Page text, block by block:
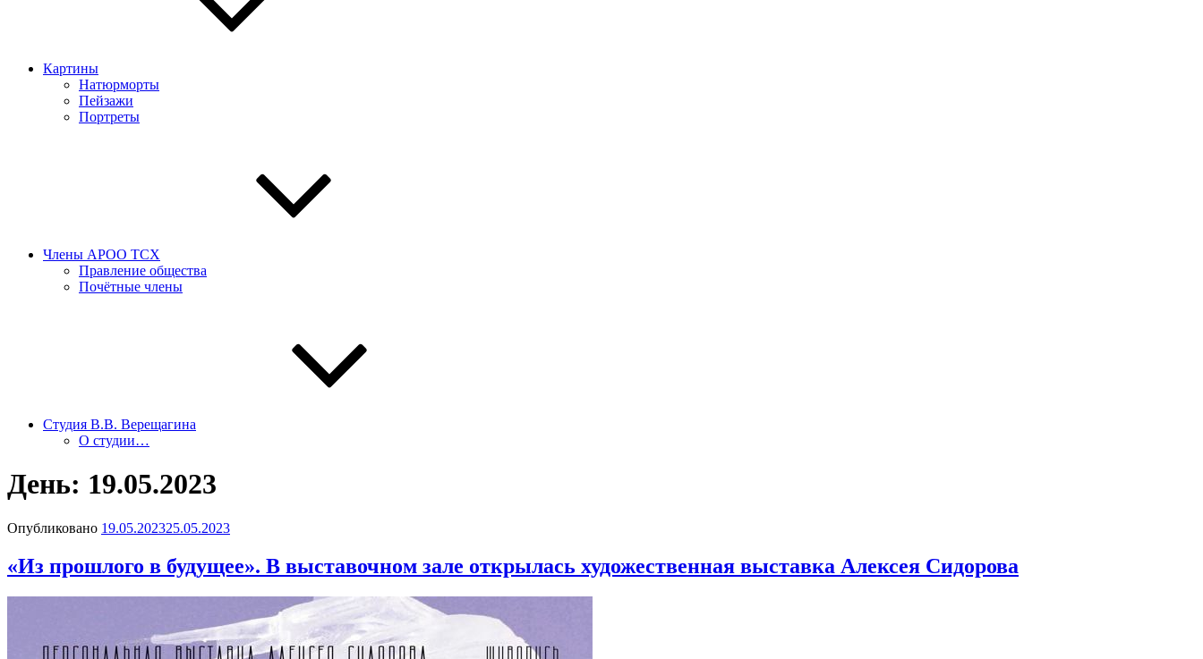
Картины
Натюрморты
Пейзажи
Портреты
Члены АРОО ТСХ
Правление общества
Почётные члены
Студия В.В. Верещагина
О студии…
День: 19.05.2023
Опубликовано 19.05.202325.05.2023
«Из прошлого в будущее». В выставочном зале открылась художественная выставка Алексея Сидорова